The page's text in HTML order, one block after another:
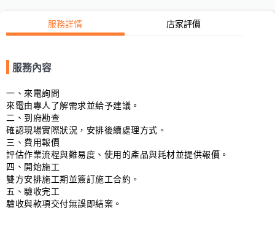
服務詳情 店家評價
服務內容
一、來電詢問
來電由專人了解需求並給予建議。
二、到府勘查
確認現場實際狀況，安排後續處理方式。
三、費用報價
評估作業流程與難易度、使用的產品與耗材並提供報價。
四、開始施工
雙方安排施工期並簽訂施工合約。
五、驗收完工
驗收與款項交付無誤即結案。